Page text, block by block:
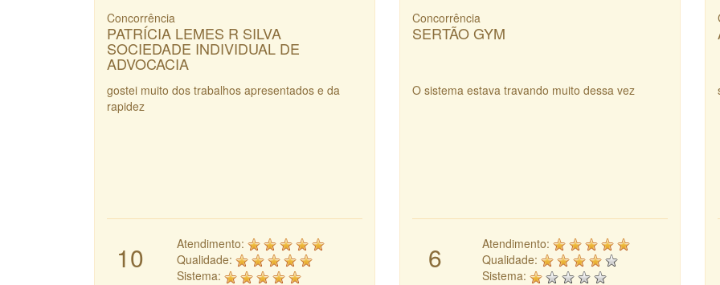
Concorrência
PATRÍCIA LEMES R SILVA
SOCIEDADE INDIVIDUAL DE
ADVOCACIA
gostei muito dos trabalhos apresentados e da
rapidez
10
Atendimento:
Qualidade:
Sistema:
Concorrência
SERTÃO GYM
O sistema estava travando muito dessa vez
6
Atendimento:
Qualidade:
Sistema: